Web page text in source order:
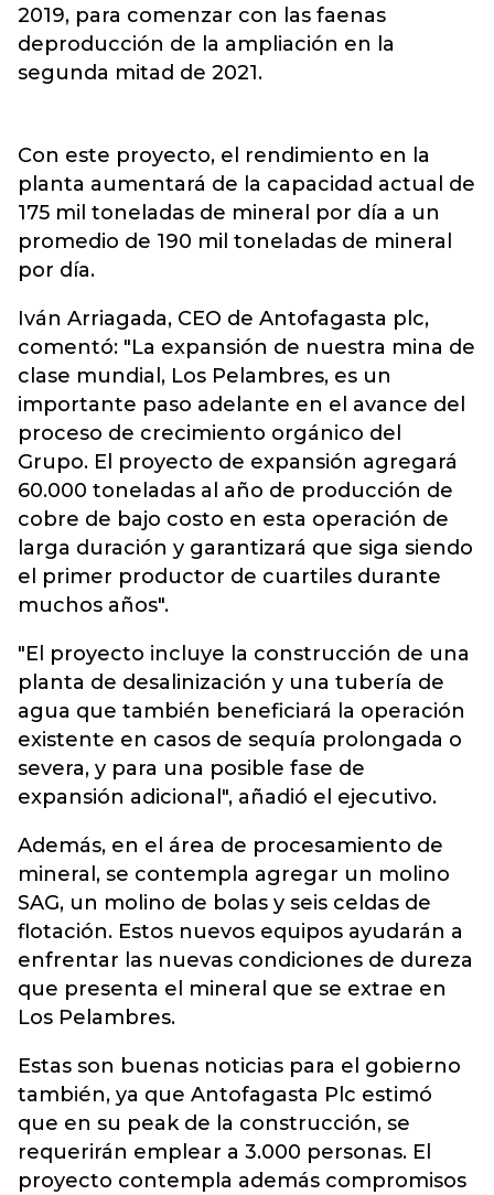
2019, para comenzar con las faenas
deproducción de la ampliación en la
segunda mitad de 2021.
Con este proyecto, el rendimiento en la
planta aumentará de la capacidad actual de
175 mil toneladas de mineral por día a un
promedio de 190 mil toneladas de mineral
por día.
Iván Arriagada, CEO de Antofagasta plc,
comentó: "La expansión de nuestra mina de
clase mundial, Los Pelambres, es un
importante paso adelante en el avance del
proceso de crecimiento orgánico del
Grupo. El proyecto de expansión agregará
60.000 toneladas al año de producción de
cobre de bajo costo en esta operación de
larga duración y garantizará que siga siendo
el primer productor de cuartiles durante
muchos años".
"El proyecto incluye la construcción de una
planta de desalinización y una tubería de
agua que también beneficiará la operación
existente en casos de sequía prolongada o
severa, y para una posible fase de
expansión adicional", añadió el ejecutivo.
Además, en el área de procesamiento de
mineral, se contempla agregar un molino
SAG, un molino de bolas y seis celdas de
flotación. Estos nuevos equipos ayudarán a
enfrentar las nuevas condiciones de dureza
que presenta el mineral que se extrae en
Los Pelambres.
Estas son buenas noticias para el gobierno
también, ya que Antofagasta Plc estimó
que en su peak de la construcción, se
requerirán emplear a 3.000 personas. El
proyecto contempla además compromisos